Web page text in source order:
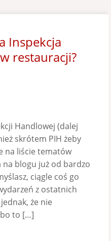
Inspekcja
restauracji?
Handlowej (dalej
skrótem PIH żeby
na liście tematów
blogu już od bardzo
ciągle coś go
z ostatnich
że nie
bo to […]